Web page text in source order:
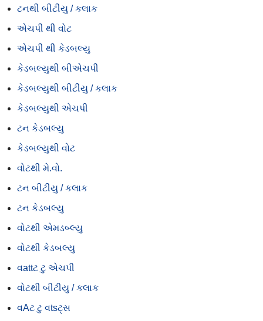
ટનથી બીટીયુ / કલાક
એચપી થી વોટ
એચપી થી કેડબલ્યુ
કેડબલ્યુથી બીએચપી
કેડબલ્યુથી બીટીયુ / કલાક
કેડબલ્યુથી એચપી
ટન કેડબલ્યુ
કેડબલ્યુથી વોટ
વોટથી મે.વો.
ટન બીટીયુ / કલાક
ટન કેડબલ્યુ
વોટથી એમડબ્લ્યુ
વોટથી કેડબલ્યુ
વattટ ટુ એચપી
વોટથી બીટીયુ / કલાક
વAટ ટુ વtsટ્સ